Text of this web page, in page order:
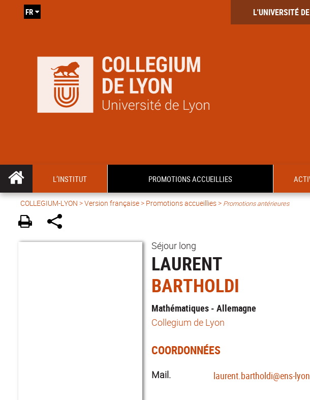
L'UNIVERSITÉ
FR
L’INSTITUT PROMOTIONS ACCUEILLIES
COLLEGIUM-LYON >Version française> Promotions accueillies > Promotions antérieures
Séjour long
LAURENT
BARTHOLDI
Mathématiques - Allemagne
Collegium de Lyon
COORDONNÉES
Mail. laurent.bartholdi@ens-